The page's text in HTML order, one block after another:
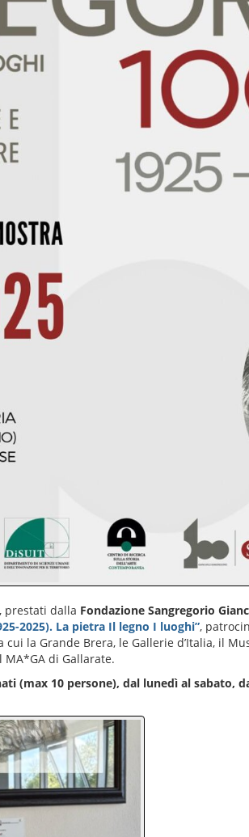
, prestati dalla Fondazione Sangregorio
2025). La pietra Il legno I luoghi”,
la Grande Brera, le Gallerie d’Italia, il
MA*GA di Gallarate.
(max 10 persone), dal lunedì al sabato,